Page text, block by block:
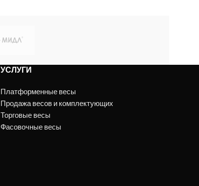
УСЛУГИ
Платформенные весы
Продажа весов и комплектующих
Торговые весы
Фасовочные весы